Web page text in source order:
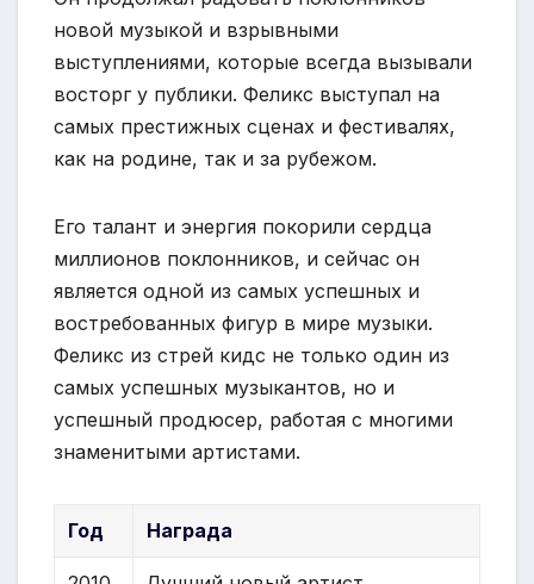
новой музыкой и взрывными
выступлениями, которые всегда вызывали
восторг у публики. Феликс выступал на
самых престижных сценах и фестивалях,
как на родине, так и за рубежом.
Его талант и энергия покорили сердца
миллионов поклонников, и сейчас он
является одной из самых успешных и
востребованных фигур в мире музыки.
Феликс из стрей кидс не только один из
самых успешных музыкантов, но и
успешный продюсер, работая с многими
знаменитыми артистами.
Год Награда